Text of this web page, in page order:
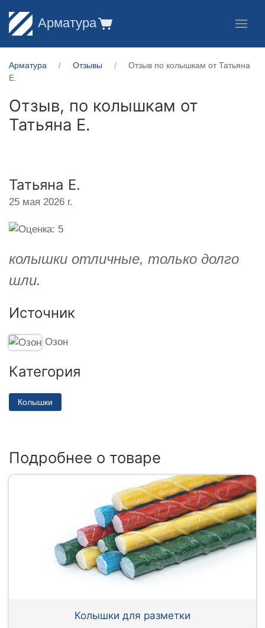
Арматура
Арматура Отзывы
Отзыв по колышкам от Татьяна
Е.
Отзыв, по колышкам от
Татьяна Е.
Татьяна Е.
25 мая 2026 г.
колышки отличные, только долго
шли.
Источник
Озон
Категория
Колышки
Подробнее о товаре
Колышки для разметки